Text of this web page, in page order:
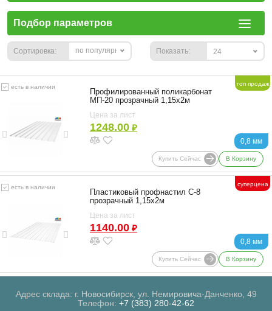
Подбор параметров
Сортировка: по популярности Показать: 24
есть в наличии топ продаж
0,8 мм
Профилированный поликарбонат
МП-20 прозрачный 1,15х2м
Цена за лист
1248.00 ₽
Купить Сейчас В Корзину
есть в наличии суперцена
0,8 мм
Пластиковый профнастил С-8
прозрачный 1,15х2м
Цена за лист
1140.00 ₽
Купить Сейчас В Корзину
Адрес склада: г. Новосибирск, ул. Немировича-Данченко, 49
Телефон: +7 (383) 280-42-62